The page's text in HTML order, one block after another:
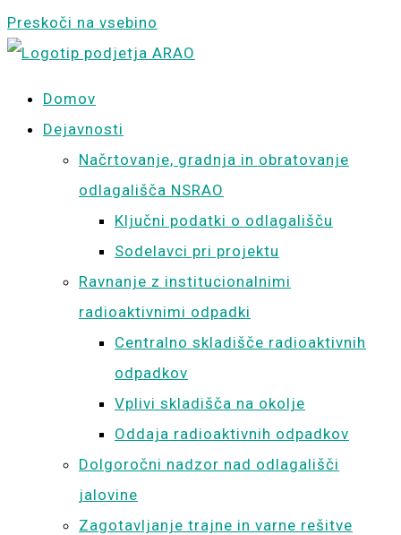
Preskoči na vsebino
Domov
Dejavnosti
Načrtovanje, gradnja in obratovanje
odlagališča NSRAO
Ključni podatki o odlagališču
Sodelavci pri projektu
Ravnanje z institucionalnimi
radioaktivnimi odpadki
Centralno skladišče radioaktivnih
odpadkov
Vplivi skladišča na okolje
Oddaja radioaktivnih odpadkov
Dolgoročni nadzor nad odlagališči
jalovine
Zagotavljanje trajne in varne rešitve